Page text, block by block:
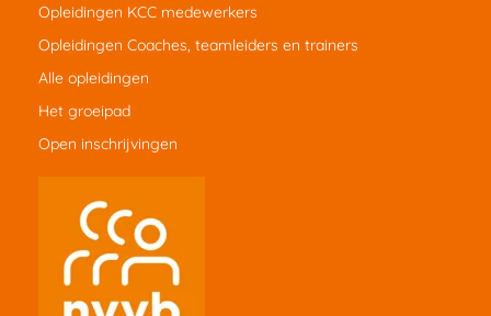
Opleidingen KCC medewerkers
Opleidingen Coaches, teamleiders en trainers
Alle opleidingen
Het groeipad
Open inschrijvingen